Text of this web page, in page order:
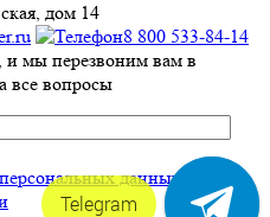
дом 14
8 800 533-84-14
и мы перезвоним вам в
все вопросы
данных
Telegram